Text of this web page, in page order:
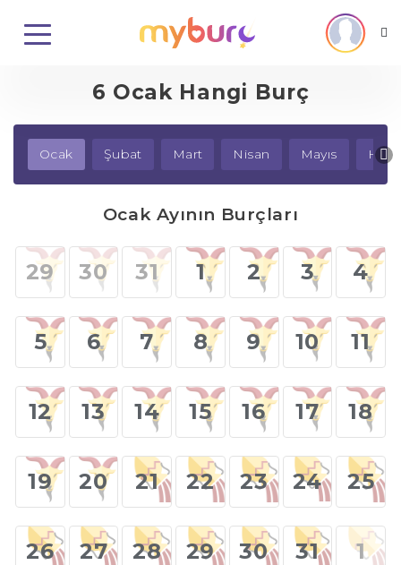
6 Ocak Hangi Burç
Ocak Şubat Mart Nisan Mayıs
Ocak Ayının Burçları
29 30 31 1 2 3 4
5 6 7 8 9 10 11
12 13 14 15 16 17 18
19 20 21 22 23 24 25
26 27 28 29 30 31 1